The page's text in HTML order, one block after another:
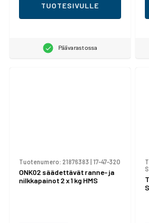
TUOTESIVULLE
Päävarastossa
Tuotenumero: 21876383 | 17-47-320
ONK02 säädettävät ranne- ja
nilkkapainot 2 x 1 kg HMS